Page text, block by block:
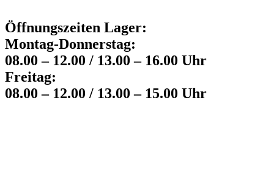
Öffnungszeiten Lager:
Montag-Donnerstag:
08.00 – 12.00 / 13.00 – 16.00 Uhr
Freitag:
08.00 – 12.00 / 13.00 – 15.00 Uhr